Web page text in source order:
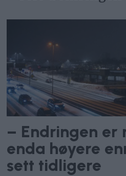
– Endringen er
enda høyere
sett tidligere